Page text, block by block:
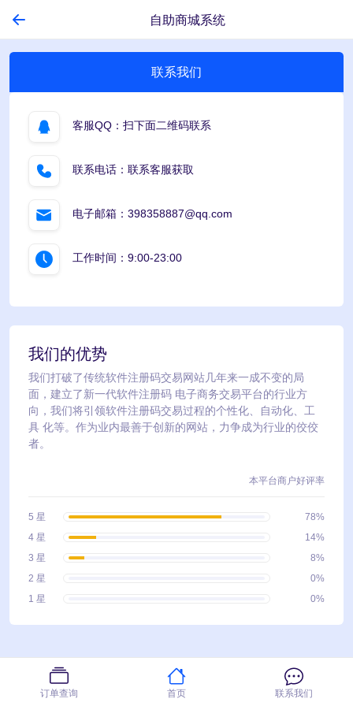
自助商城系统
联系我们
客服QQ：扫下面二维码联系
联系电话：联系客服获取
电子邮箱：398358887@qq.com
工作时间：9:00-23:00
我们的优势
我们打破了传统软件注册码交易网站几年来一成不变的局
面，建立了新一代软件注册码 电子商务交易平台的行业方
向，我们将引领软件注册码交易过程的个性化、自动化、工
具 化等。作为业内最善于创新的网站，力争成为行业的佼佼
者。
本平台商户好评率
5 星
78%
4 星
14%
3 星
8%
2 星
0%
1 星
0%
订单查询 首页 联系我们